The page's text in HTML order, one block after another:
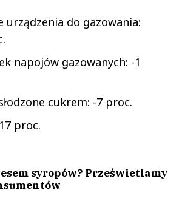
urządzenia do gazowania:
napojów gazowanych: -1
cukrem: -7 proc.
proc.
syropów? Prześwietlamy